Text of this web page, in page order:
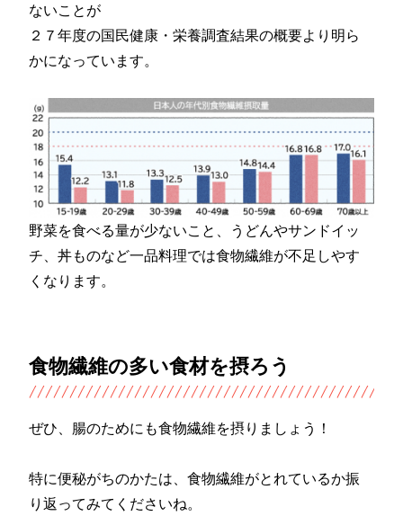
ないことが
２７年度の国民健康・栄養調査結果の概要より明ら
かになっています。
野菜を食べる量が少ないこと、うどんやサンドイッ
チ、丼ものなど一品料理では食物繊維が不足しやす
くなります。
食物繊維の多い食材を摂ろう
ぜひ、腸のためにも食物繊維を摂りましょう！
特に便秘がちのかたは、食物繊維がとれているか振
り返ってみてくださいね。